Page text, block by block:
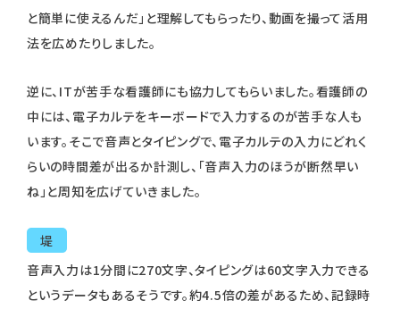
と簡単に使えるんだ」と理解してもらったり、動画を撮って活用
法を広めたりしました。
逆に、ITが苦手な看護師にも協力してもらいました。看護師の
中には、電子カルテをキーボードで入力するのが苦手な人も
います。そこで音声とタイピングで、電子カルテの入力にどれく
らいの時間差が出るか計測し、「音声入力のほうが断然早い
ね」と周知を広げていきました。
堤
音声入力は1分間に270文字、タイピングは60文字入力できる
というデータもあるそうです。約4.5倍の差があるため、記録時